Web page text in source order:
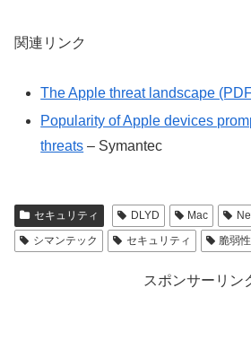
関連リンク
The Apple threat landscape
Popularity of Apple devices
threats – Symantec
セキュリティ DLYD Mac
シマンテック
セキュリティ 脆弱性
スポンサーリン